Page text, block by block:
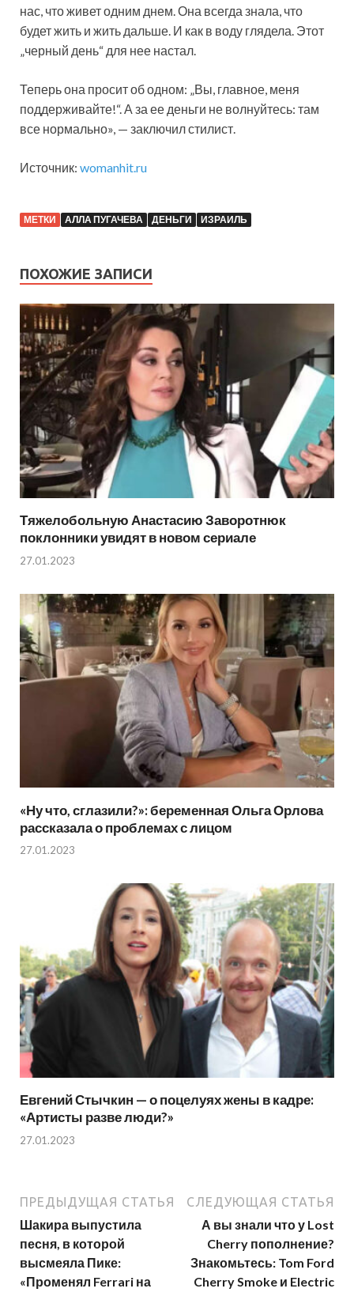
нас, что живет одним днем. Она всегда знала, что
будет жить и жить дальше. И как в воду глядела. Этот
„черный день“ для нее настал.
Теперь она просит об одном: „Вы, главное, меня
поддерживайте!“. А за ее деньги не волнуйтесь: там
все нормально», — заключил стилист.
Источник: womanhit.ru
МЕТКИ АЛЛА ПУГАЧЕВА ДЕНЬГИ ИЗРАИЛЬ
ПОХОЖИЕ ЗАПИСИ
Тяжелобольную Анастасию Заворотнюк
поклонники увидят в новом сериале
27.01.2023
«Ну что, сглазили?»: беременная Ольга Орлова
рассказала о проблемах с лицом
27.01.2023
Евгений Стычкин — о поцелуях жены в кадре:
«Артисты разве люди?»
27.01.2023
ПРЕДЫДУЩАЯ СТАТЬЯ
Шакира выпустила
песня, в которой
высмеяла Пике:
«Променял Ferrari на
СЛЕДУЮЩАЯ СТАТЬЯ
А вы знали что у Lost
Cherry пополнение?
Знакомьтесь: Tom Ford
Cherry Smoke и Electric